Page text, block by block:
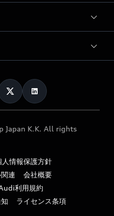
Japan K.K. All rights
人情報保護方針
連
会社概要
利用規約
ライセンス条項